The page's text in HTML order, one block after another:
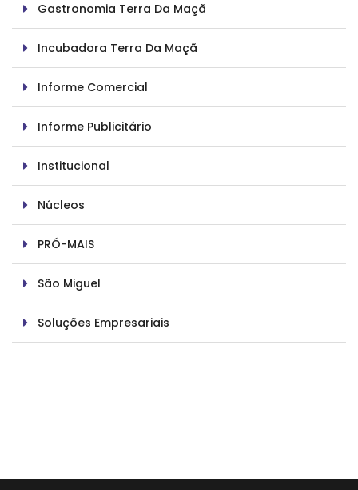
Gastronomia Terra Da Maçã
Incubadora Terra Da Maçã
Informe Comercial
Informe Publicitário
Institucional
Núcleos
PRÓ-MAIS
São Miguel
Soluções Empresariais